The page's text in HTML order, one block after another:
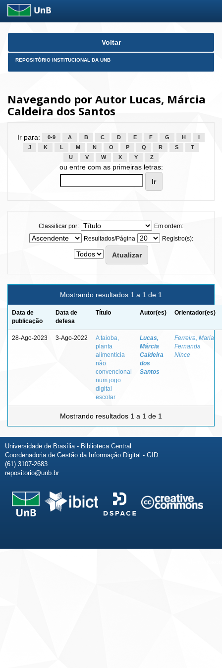
Skip
Voltar
REPOSITÓRIO INSTITUCIONAL DA UNB
Navegando por Autor Lucas, Márcia
Caldeira dos Santos
Ir para: 0-9 A B C D E F G H
J
K L M N O P Q R S
T
U
V W X Y Z
ou entre com as primeiras letras:
Classificar por:
Em ordem:
Resultados/Página
Registro(s):
Mostrando resultados 1 a 1 de 1
Data de
publicação
Data de
defesa
Título Autor(es) Orientador(es)
28-Ago-2023 3-Ago-2022
A taioba,
planta
alimentícia
não
convencional
num jogo
digital
escolar
Lucas,
Márcia
Caldeira
dos
Santos
Ferreira, Maria
Fernanda
Nince
Mostrando resultados 1 a 1 de 1
Universidade de Brasília - Biblioteca Central
Coordenadoria de Gestão da Informação Digital - GID
(61) 3107-2683
repositorio@unb.br